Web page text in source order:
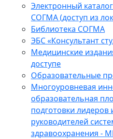
Электронный
СОГМА (доступ из
Библиотека СОГМА
ЭБС «Консультант
Медицинские
доступе
Образовательные
Многоуровневая
образовательная
подготовки лидеров
руководителей
здравоохранения -